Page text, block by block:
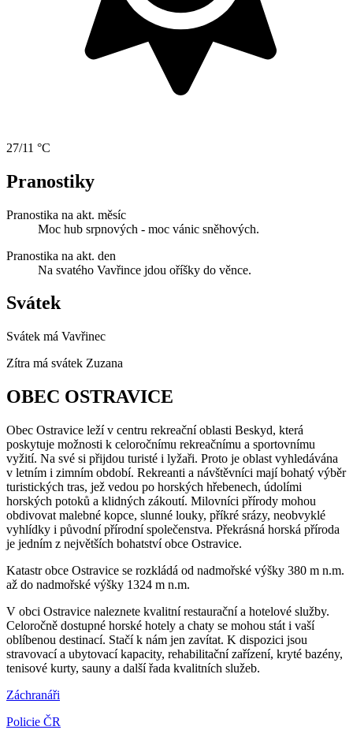
27/11 °C
Pranostiky
Pranostika na akt. měsíc
Moc hub srpnových - moc vánic sněhových.
Pranostika na akt. den
Na svatého Vavřince jdou oříšky do věnce.
Svátek
Svátek má Vavřinec
Zítra má svátek Zuzana
OBEC OSTRAVICE
Obec Ostravice leží v centru rekreační oblasti Beskyd, která
poskytuje možnosti k celoročnímu rekreačnímu a sportovnímu
vyžití. Na své si přijdou turisté i lyžaři. Proto je oblast vyhledávána
v letním i zimním období. Rekreanti a návštěvníci mají bohatý výběr
turistických tras, jež vedou po horských hřebenech, údolími
horských potoků a klidných zákoutí. Milovníci přírody mohou
obdivovat malebné kopce, slunné louky, příkré srázy, neobvyklé
vyhlídky i původní přírodní společenstva. Překrásná horská příroda
je jedním z největších bohatství obce Ostravice.
Katastr obce Ostravice se rozkládá od nadmořské výšky 380 m n.m.
až do nadmořské výšky 1324 m n.m.
V obci Ostravice naleznete kvalitní restaurační a hotelové služby.
Celoročně dostupné horské hotely a chaty se mohou stát i vaší
oblíbenou destinací. Stačí k nám jen zavítat. K dispozici jsou
stravovací a ubytovací kapacity, rehabilitační zařízení, kryté bazény,
tenisové kurty, sauny a další řada kvalitních služeb.
Záchranáři
Policie ČR